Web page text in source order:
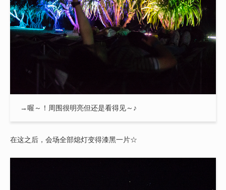
→喔～！周围很明亮但还是看得见～♪
在这之后，会场全部熄灯变得漆黑一片☆